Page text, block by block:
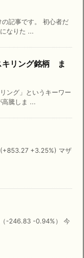
記事です。 初心者だ
なりた ...
キリング銘柄 ま
ング」というキーワー
高騰しま ...
+3.25%) マザ
-246.83 -0.94%） 今